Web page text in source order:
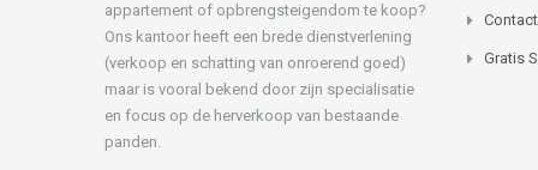
appartement of opbrengsteigendom te koop?
Ons kantoor heeft een brede dienstverlening
(verkoop en schatting van onroerend goed)
maar is vooral bekend door zijn specialisatie
en focus op de herverkoop van bestaande
panden.
Contact
Gratis